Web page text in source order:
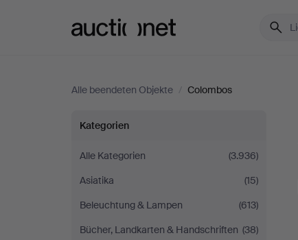
Alle beendeten Objekte / Colombos
Alle
Objekte
bei
Colombos
Kategorien
Alle Kategorien
(3.936)
Asiatika
(15)
Beleuchtung & Lampen
(613)
Bücher, Landkarten & Handschriften (38)